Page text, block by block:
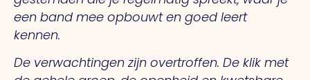
een band mee opbouwt en goed leert
kennen.
De verwachtingen zijn overtroffen. De klik met